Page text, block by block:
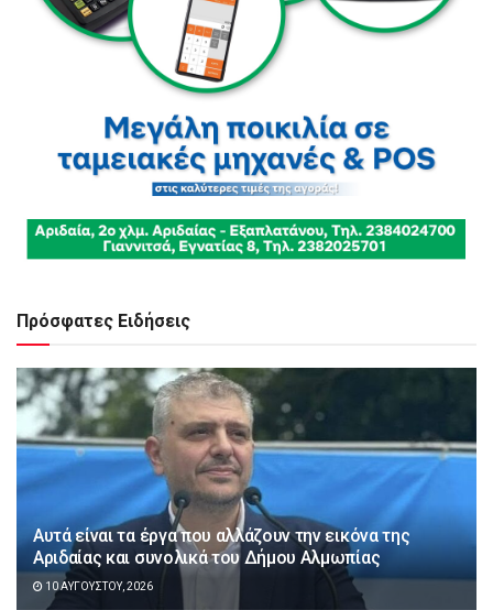
Πρόσφατες Ειδήσεις
Αυτά είναι τα έργα που αλλάζουν την εικόνα της
Αριδαίας και συνολικά του Δήμου Αλμωπίας
10 ΑΥΓΟΎΣΤΟΥ, 2026